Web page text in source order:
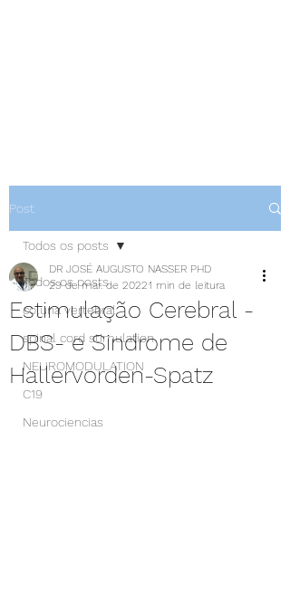
Post
Todos os posts
coluna vertebral
spinal cord stimulation
NEUROMODULATION
C19
Neurociencias
Todos os posts
Estimulação Cerebral -
DBS- e Sindrome de
Hallervorden-Spatz
DR JOSÉ AUGUSTO NASSER PHD
29 de mar. de 20221 min de leitura